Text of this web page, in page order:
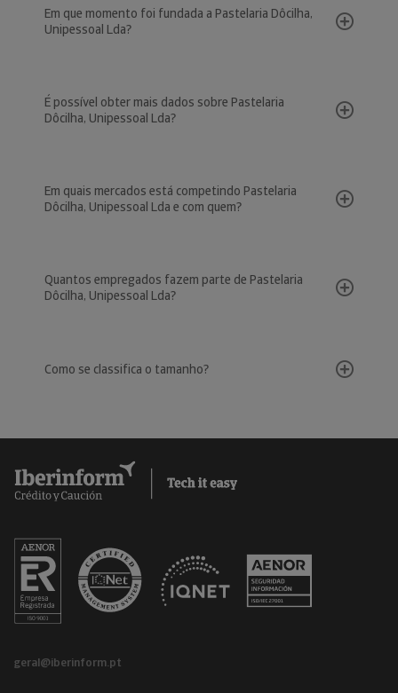
Em que momento foi fundada a Pastelaria Dôcilha,
Unipessoal Lda?
É possível obter mais dados sobre Pastelaria
Dôcilha, Unipessoal Lda?
Em quais mercados está competindo Pastelaria
Dôcilha, Unipessoal Lda e com quem?
Quantos empregados fazem parte de Pastelaria
Dôcilha, Unipessoal Lda?
Como se classifica o tamanho?
geral@iberinform.pt